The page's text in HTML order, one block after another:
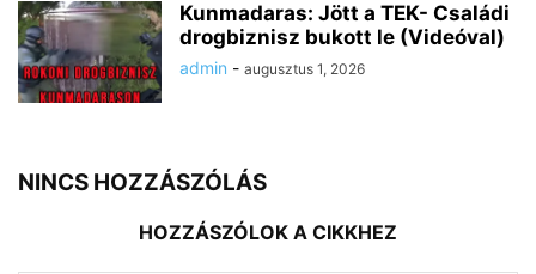
Kunmadaras: Jött a TEK- Családi
drogbiznisz bukott le (Videóval)
admin - augusztus 1, 2026
NINCS HOZZÁSZÓLÁS
HOZZÁSZÓLOK A CIKKHEZ